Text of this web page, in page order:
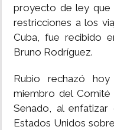
proyecto de ley que
restricciones a los
Cuba, fue recibido
Bruno Rodríguez.
Rubio rechazó
miembro del
Senado, al enfatizar
Estados Unidos